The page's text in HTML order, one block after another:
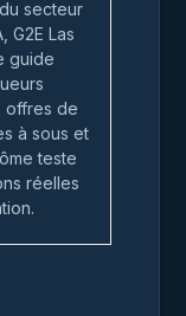
secteur
G2E Las
guide
offres de
à sous et
teste
réelles